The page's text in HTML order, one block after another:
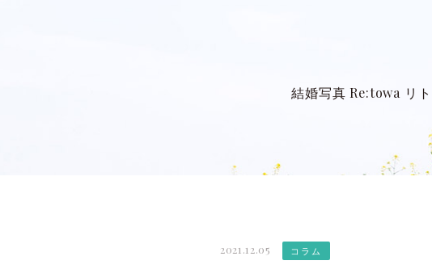
結婚写真 Re:towa リト
2021.12.05 コラム